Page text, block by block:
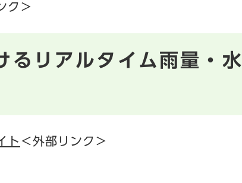
ク＞
るリアルタイム雨量・水
ト ＜外部リンク＞